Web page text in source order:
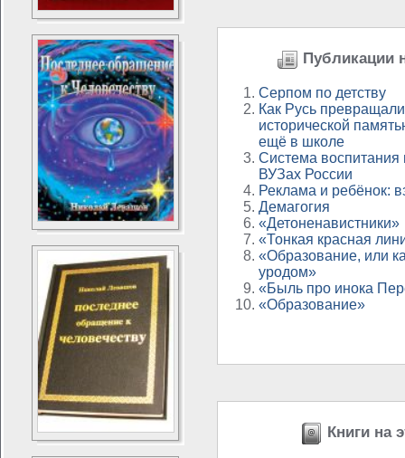
Публикации
Серпом по детству
Как Русь
исторической
ещё в школе
Система воспитания
ВУЗах России
Реклама и ребёнок:
Демагогия
«Детоненавистники»
«Тонкая красная
«Образование, или
уродом»
«Быль про инока
«Образование»
Книги на